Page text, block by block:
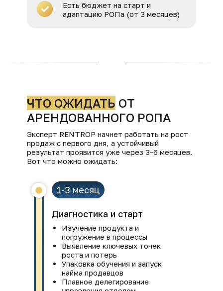
Есть бюджет на старт и
адаптацию РОПа (от 3 месяцев)
ЧТО ОЖИДАТЬ ОТ
АРЕНДОВАННОГО РОПА
Эксперт RENTROP начнет работать на рост
продаж с первого дня, а устойчивый
результат проявится уже через 3-6 месяцев.
Вот что можно ожидать:
Диагностика и старт
Изучение продукта и
погружение в процессы
Выявление ключевых точек
роста и потерь
Упаковка обучения и запуск
найма продавцов
Плавное делегирование
1-3 месяц